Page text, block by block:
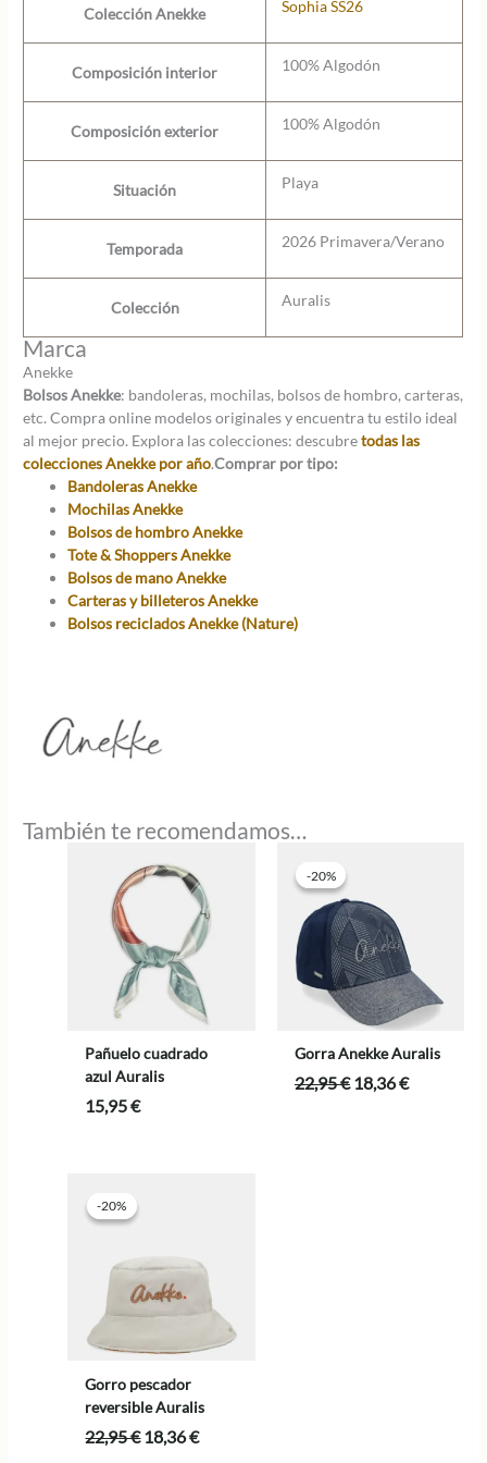
Colección Anekke Sophia SS26
Composición interior 100% Algodón
Composición exterior 100% Algodón
Situación Playa
Temporada 2026 Primavera/Verano
Colección Auralis
Marca
Anekke
Bolsos Anekke: bandoleras, mochilas, bolsos de hombro, carteras,
etc. Compra online modelos originales y encuentra tu estilo ideal
al mejor precio. Explora las colecciones: descubretodas las
colecciones Anekke por año.Comprar por tipo:
Bandoleras Anekke
Mochilas Anekke
Bolsos de hombro Anekke
Tote & Shoppers Anekke
Bolsos de mano Anekke
Carteras y billeteros Anekke
Bolsos reciclados Anekke (Nature)
También te recomendamos…
Pañuelo cuadrado
azul Auralis
15,95€
-20%
-20%
Gorra Anekke Auralis
22,95€ El
18,36€El
-20%
-20%
Gorro pescador
reversible Auralis
22,95€El
18,36€El